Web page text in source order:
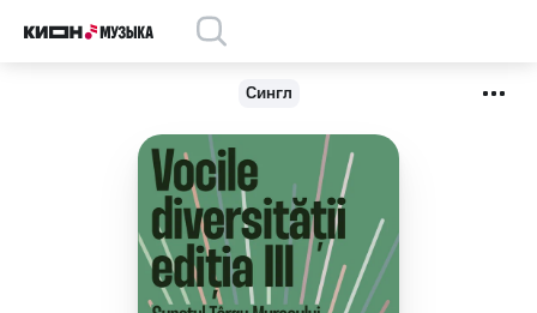
Сингл